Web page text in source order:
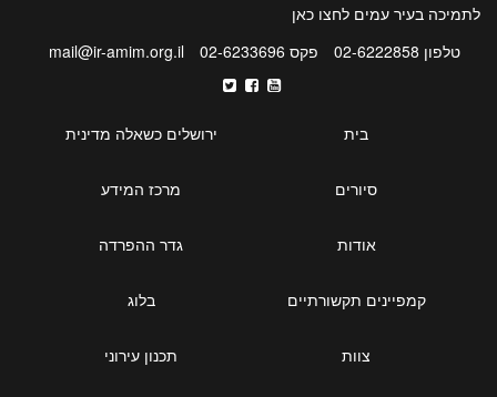
לתמיכה בעיר עמים לחצו כאן
טלפון 02-6222858
פקס 02-6233696 mail@ir-amim.org.il
בית ירושלים כשאלה מדינית
סיורים מרכז המידע
אודות גדר ההפרדה
קמפיינים תקשורתיים בלוג
צוות תכנון עירוני